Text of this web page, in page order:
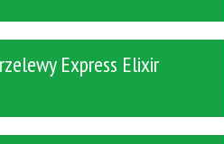
Express Elixir